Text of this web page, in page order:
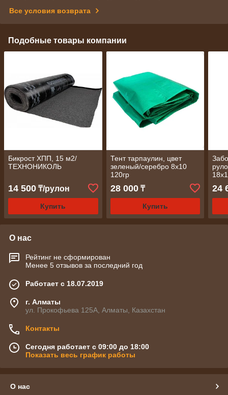
Все условия возврата
Подобные товары компании
Бикрост ХПП, 15 м2/
ТЕХНОНИКОЛЬ
14 500 ₸/рулон
Купить
Тент тарпаулин, цвет
зеленый/серебро 8х10
120гр
28 000₸
Купить
24
О нас
Рейтинг не сформирован
Менее 5 отзывов за последний год
Работает с 18.07.2019
г. Алматы
ул. Прокофьева 125А, Алматы, Казахстан
Контакты
Сегодня работает с 09:00 до 18:00
Показать весь график работы
О нас